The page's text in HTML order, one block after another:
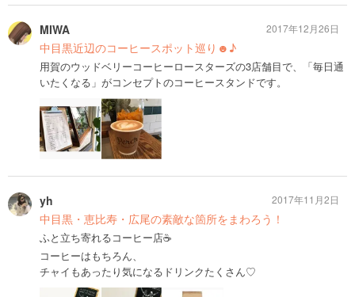
MIWA
中目黒近辺のコーヒースポット巡り☻♪
用賀のウッドベリーコーヒーロースターズの3店舗目で、「毎日通
いたくなる」がコンセプトのコーヒースタンドです。
2017年12月26日
yh
中目黒・恵比寿・広尾の素敵な箇所をまわろう！
ふと立ち寄れるコーヒー店☕️
コーヒーはもちろん、
チャイもあったり気になるドリンクたくさん♡
2017年11月2日